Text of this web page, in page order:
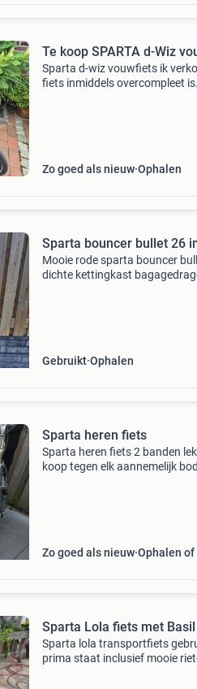
Te koop SPARTA d-Wiz
Sparta d-wiz vouwfiets ik
fiets inmiddels overcompleet
Zo goed als nieuw Ophalen
Sparta bouncer bullet 26
Mooie rode sparta bouncer
dichte kettingkast
Gebruikt Ophalen
Sparta heren fiets
Sparta heren fiets 2 banden
koop tegen elk aannemelijk
Zo goed als nieuw Ophalen of
Sparta Lola fiets met
Sparta lola transportfiets
prima staat inclusief mooie